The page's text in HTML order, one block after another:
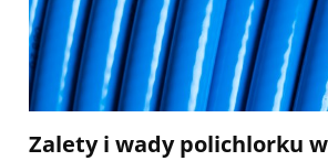
Zalety i wady polichlorku